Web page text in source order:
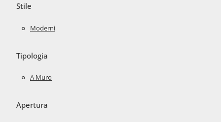
Stile
Moderni
Tipologia
A Muro
Apertura